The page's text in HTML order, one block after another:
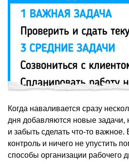
Когда наваливается сразу
дня добавляются новые задачи,
и забыть сделать что-то важное.
контроль и ничего не упустить
способы организации рабочего